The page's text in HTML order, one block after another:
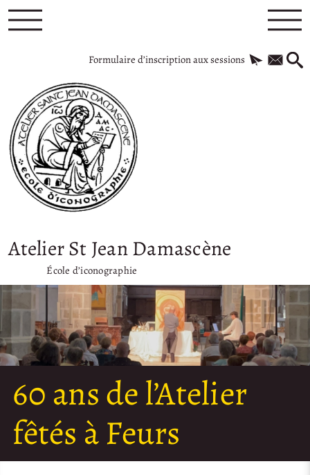
Formulaire d’inscription aux sessions
Atelier St Jean Damascène
École d’iconographie
60 ans de l’Atelier
fêtés à Feurs